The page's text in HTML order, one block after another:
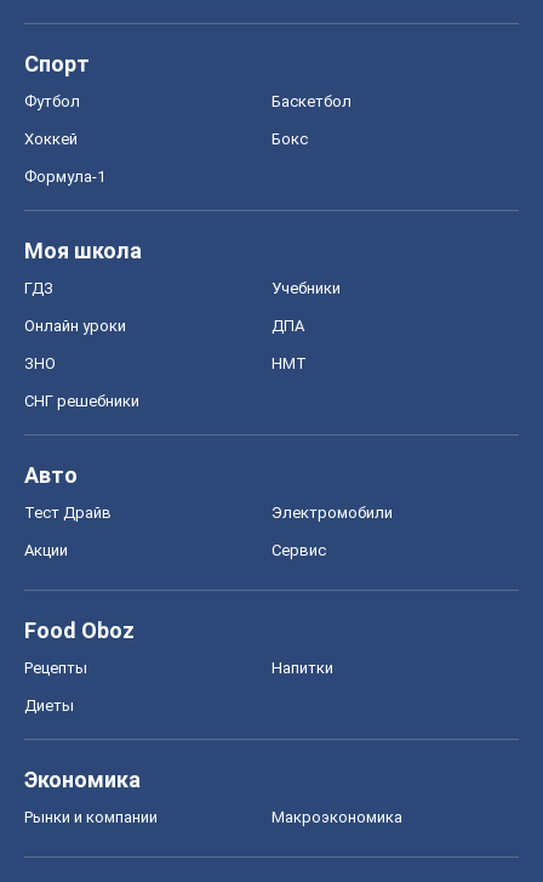
Спорт
Футбол Баскетбол
Хоккей Бокс
Формула-1
Моя школа
ГДЗ Учебники
Онлайн уроки ДПА
ЗНО НМТ
СНГ решебники
Авто
Тест Драйв Электромобили
Акции Сервис
Food Oboz
Рецепты Напитки
Диеты
Экономика
Рынки и компании Mакроэкономика